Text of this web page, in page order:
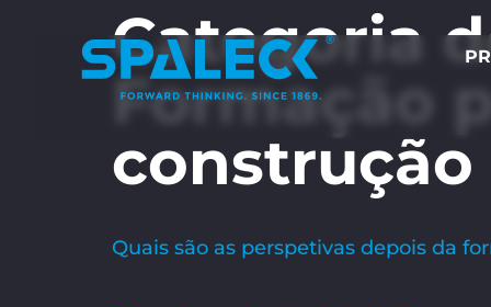
Categoria
Formação
construção
Quais são as perspetivas depois da